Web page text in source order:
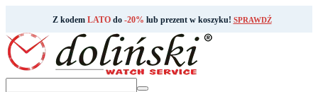
Z kodem LATOdo -20% lub prezent w koszyku! SPRAWDŹ